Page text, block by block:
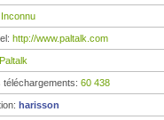
Inconnu
http://www.paltalk.com
Paltalk
téléchargements: 60 438
harisson